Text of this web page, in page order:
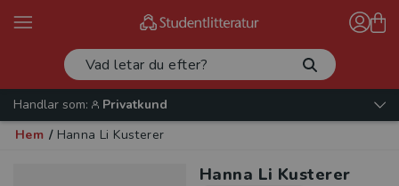
Handlar som:
Privatkund
Hem / Hanna Li Kusterer
Hanna Li Kusterer